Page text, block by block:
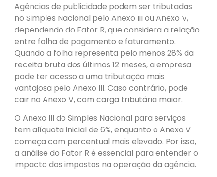
Agências de publicidade podem ser tributadas
no Simples Nacional pelo Anexo III ou Anexo V,
dependendo do Fator R, que considera a relação
entre folha de pagamento e faturamento.
Quando a folha representa pelo menos 28% da
receita bruta dos últimos 12 meses, a empresa
pode ter acesso a uma tributação mais
vantajosa pelo Anexo III. Caso contrário, pode
cair no Anexo V, com carga tributária maior.
O Anexo III do Simples Nacional para serviços
tem alíquota inicial de 6%, enquanto o Anexo V
começa com percentual mais elevado. Por isso,
a análise do Fator R é essencial para entender o
impacto dos impostos na operação da agência.